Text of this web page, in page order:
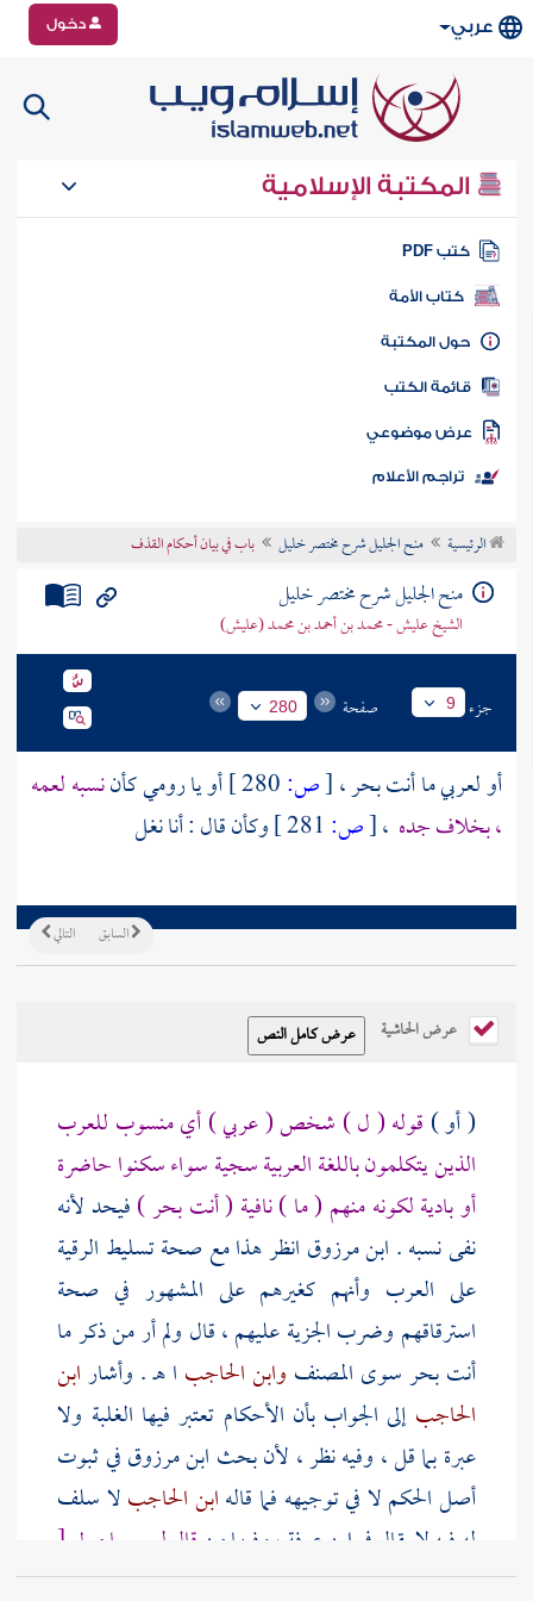
عربي دخول
المكتبة الإسلامية
كتب PDF
كتاب الأمة
المكتبة
الكتب
موضوعي
تراجم الأعلام
الرئيسية منح الجليل شرح مختصر خليل باب في بيان أحكام القذف
منح الجليل شرح مختصر خليل
الشيخ عليش - محمد بن أحمد بن محمد (عليش)
جزء 9 صفحة 280
أو لعربي ما أنت بحر ،[ص: أو يا رومي كأننسبه لعمه
، بخلاف جده ،[ص: وكأن قال : أنا نغل
التالي السابق
عرض الحاشية
( أو ) قوله ( ل ) شخص ( عربي ) أي منسوب للعرب
الذين يتكلمون باللغة العربية سجية سواء سكنوا حاضرة
أو بادية لكونه منهم ( ما ) نافية ( أنت بحر )فيحد لأنه
نفى نسبه . ابن مرزوق انظر هذا مع صحة تسليط الرقية
على العرب وأنهم كغيرهم على المشهور في صحة
استرقاقهم وضرب الجزية عليهم ، قال ولم أر من ذكر ما
أنت بحر سوى المصنف وابن الحاجب ا هـ . وأشارابن
الحاجبإلى الجواب بأن الأحكام تعتبر فيها الغلبة ولا
عبرة بما قل ، وفيه نظر ، لأن بحث ابن مرزوقفي ثبوت
أصل الحكم لا في توجيهه فما قالهابن الحاجبلا سلف
له فيه لا يقال في ابن عرفة، وفيها من قال لعربي يا مولى [
ص:280 ] أو يا عبدحد . ا هـ . وهما متساويان ، لأنا